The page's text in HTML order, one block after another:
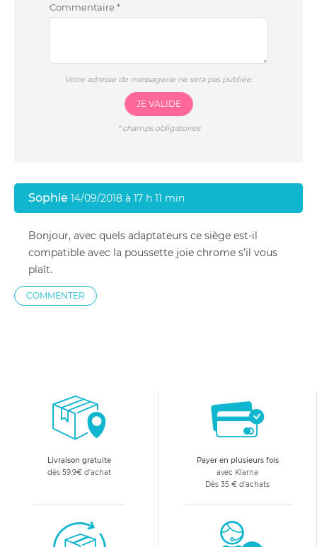
Commentaire*
Votre adresse de messagerie ne sera pas publiée.
JE VALIDE
*champs obligatoires
Sophie 14/09/2018 à 17 h 11 min
Bonjour, avec quels adaptateurs ce siège est-il
compatible avec la poussette joie chrome s’il vous
plaît.
COMMENTER
Livraison gratuite
dès 59.9€ d'achat
Payer en plusieurs fois
avec Klarna
Dès 35 € d'achats